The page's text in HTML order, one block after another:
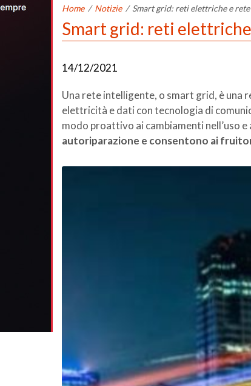
Home / Notizie / Smart grid: reti elettriche e
Smart grid: reti
14/12/2021
Una rete intelligente, o smart grid, è una
elettricità e dati con tecnologia di
modo proattivo ai cambiamenti nell’uso
autoriparazione e consentono ai